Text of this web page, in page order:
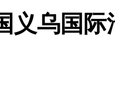
义乌国